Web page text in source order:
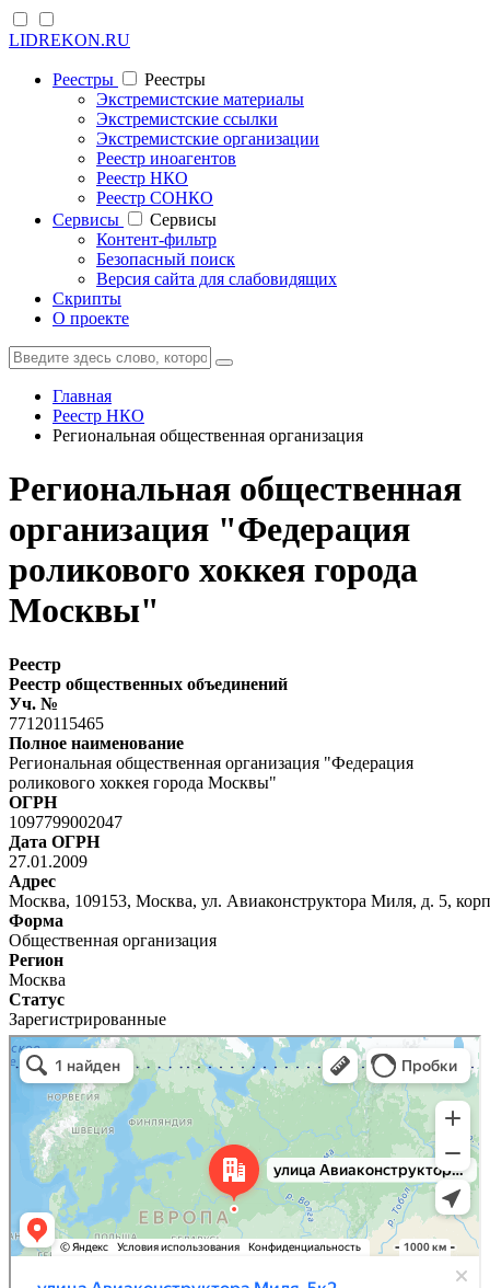
LIDREKON.RU
Реестры
Реестры
Экстремистские материалы
Экстремистские ссылки
Экстремистские организации
Реестр иноагентов
Реестр НКО
Реестр СОНКО
Cервисы
Cервисы
Контент-фильтр
Безопасный поиск
Версия сайта для слабовидящих
Скрипты
О проекте
Главная
Реестр НКО
Региональная общественная организация
Региональная общественная
организация "Федерация
роликового хоккея города
Москвы"
Реестр
Реестр общественных объединений
Уч. №
77120115465
Полное наименование
Региональная общественная организация "Федерация
роликового хоккея города Москвы"
ОГРН
1097799002047
Дата ОГРН
27.01.2009
Адрес
Москва, 109153, Москва, ул. Авиаконструктора Миля, д. 5,
Форма
Общественная организация
Регион
Москва
Статус
Зарегистрированные